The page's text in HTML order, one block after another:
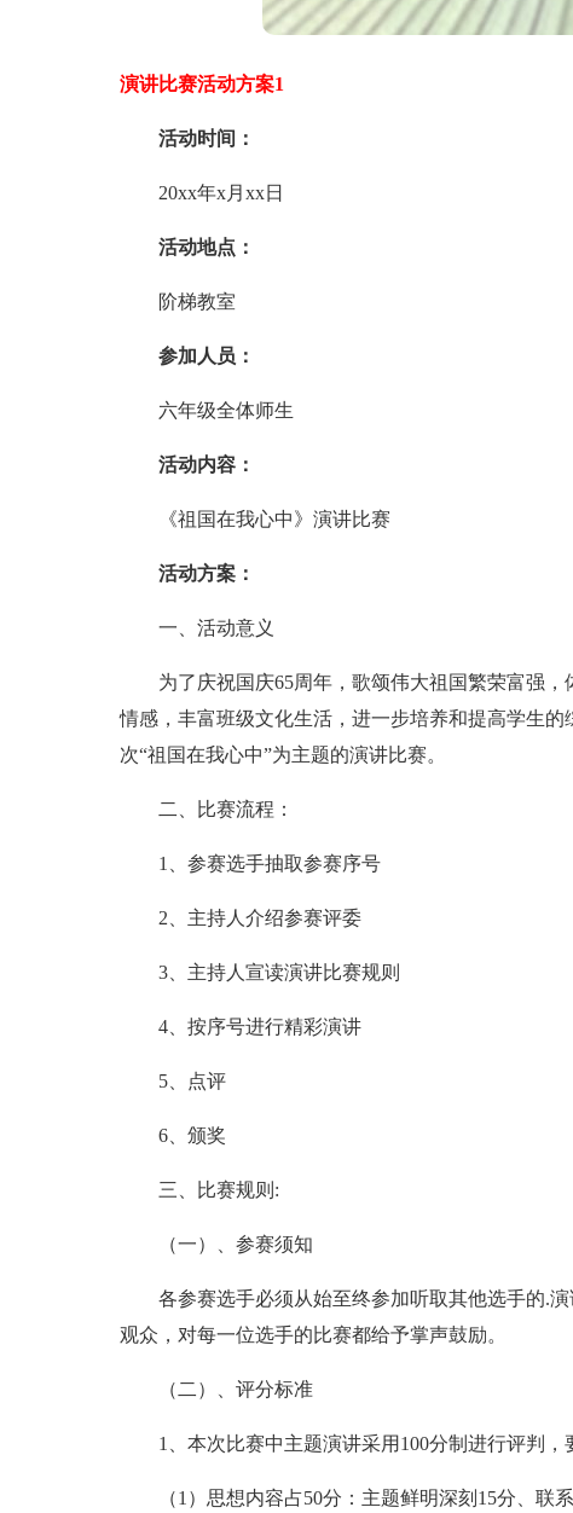
演讲比赛活动方案1
活动时间：
20xx年x月xx日
活动地点：
阶梯教室
参加人员：
六年级全体师生
活动内容：
《祖国在我心中》演讲比赛
活动方案：
一、活动意义
为了庆祝国庆65周年，歌颂伟大祖国繁荣富强，
情感，丰富班级文化生活，进一步培养和提高学生
次“祖国在我心中”为主题的演讲比赛。
二、比赛流程：
1、参赛选手抽取参赛序号
2、主持人介绍参赛评委
3、主持人宣读演讲比赛规则
4、按序号进行精彩演讲
5、点评
6、颁奖
三、比赛规则:
（一）、参赛须知
各参赛选手必须从始至终参加听取其他选手的.演
观众，对每一位选手的比赛都给予掌声鼓励。
（二）、评分标准
1、本次比赛中主题演讲采用100分制进行评判，
（1）思想内容占50分：主题鲜明深刻15分、联系